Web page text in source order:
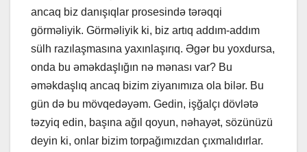
ancaq biz danışıqlar prosesində tərəqqi
görməliyik. Görməliyik ki, biz artıq addım-addım
sülh razılaşmasına yaxınlaşırıq. Əgər bu yoxdursa,
onda bu əməkdaşlığın nə mənası var? Bu
əməkdaşlıq ancaq bizim ziyanımıza ola bilər. Bu
gün də bu mövqedəyəm. Gedin, işğalçı dövlətə
təzyiq edin, başına ağıl qoyun, nəhayət, sözünüzü
deyin ki, onlar bizim torpağımızdan çıxmalıdırlar.